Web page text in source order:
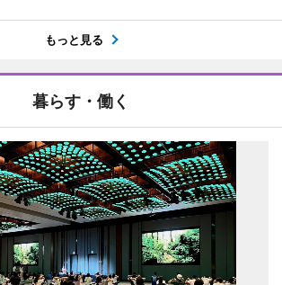
もっと見る
暮らす・働く